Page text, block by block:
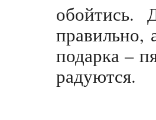
обойтись.
правильно,
подарка –
радуются.